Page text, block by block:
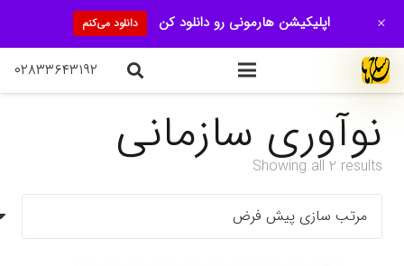
۰۲۸۳۳۶۴۳۱۹۲
نوآوری سازمانی
Showing all 2 results
اپلیکیشن هارمونی رو دانلود کن دانلود می‌کنم +